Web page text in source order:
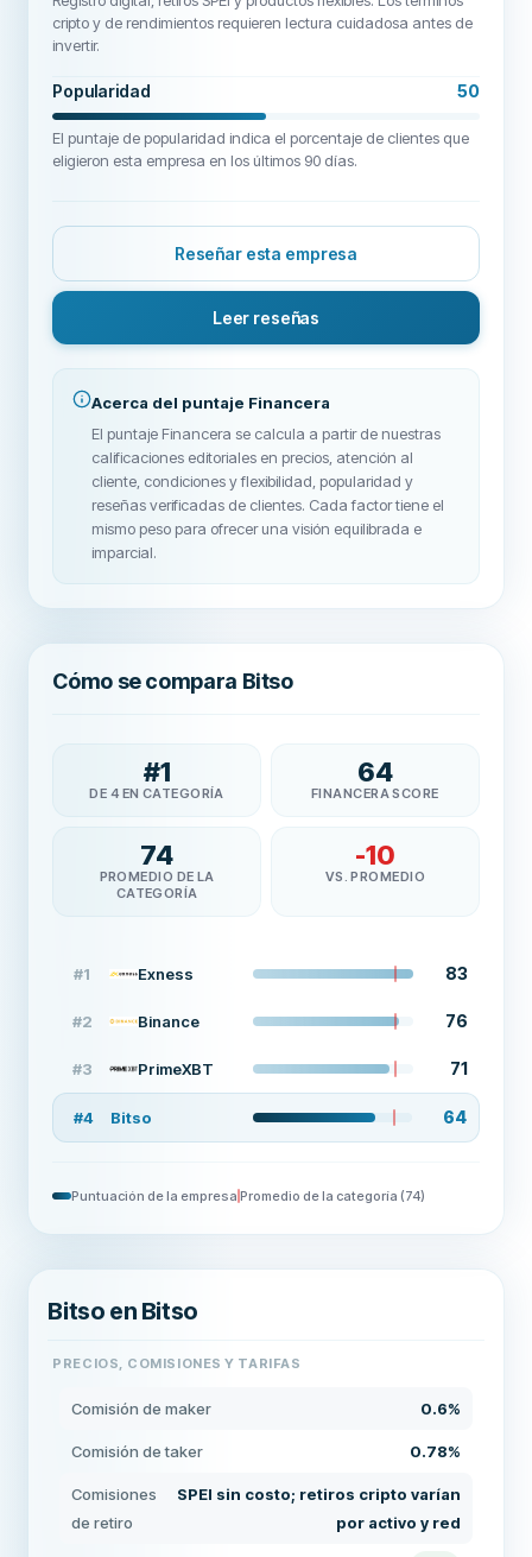
cripto y de rendimientos requieren lectura cuidadosa antes de
invertir.
Popularidad 50
El puntaje de popularidad indica el porcentaje de clientes que
eligieron esta empresa en los últimos 90 días.
Reseñar esta empresa
Leer reseñas
Acerca del puntaje Financera
El puntaje Financera se calcula a partir de nuestras
calificaciones editoriales en precios, atención al
cliente, condiciones y flexibilidad, popularidad y
reseñas verificadas de clientes. Cada factor tiene el
mismo peso para ofrecer una visión equilibrada e
imparcial.
Cómo se compara Bitso
#1
DE 4 EN CATEGORÍA
64
FINANCERA SCORE
74
PROMEDIO DE LA
CATEGORÍA
-10
VS. PROMEDIO
#1 Exness 83
#2 Binance 76
#3 PrimeXBT 71
#4 Bitso 64
Puntuación de la empresa Promedio de la categoría (74)
Bitso en Bitso
PRECIOS, COMISIONES Y TARIFAS
Comisión de maker 0.6%
Comisión de taker 0.78%
Comisiones
de retiro
SPEI sin costo; retiros cripto varían
por activo y red